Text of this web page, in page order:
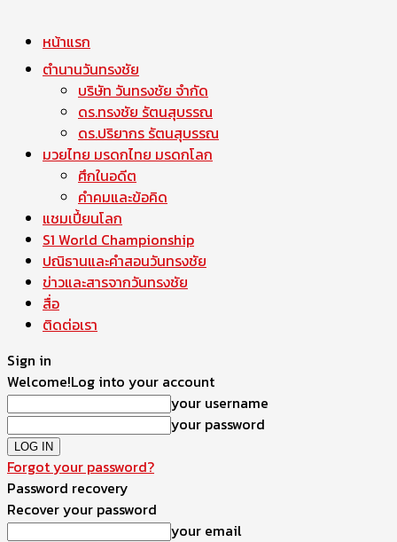
หน้าแรก
ตำนานวันทรงชัย
บริษัท วันทรงชัย จำกัด
ดร.ทรงชัย รัตนสุบรรณ
ดร.ปริยากร รัตนสุบรรณ
มวยไทย มรดกไทย มรดกโลก
ศึกในอดีต
คำคมและข้อคิด
แชมเปี้ยนโลก
S1 World Championship
ปณิธานและคำสอนวันทรงชัย
ข่าวและสารจากวันทรงชัย
สื่อ
ติดต่อเรา
Sign in
Welcome!Log into your account
your username
your password
Forgot your password?
Password recovery
Recover your password
your email